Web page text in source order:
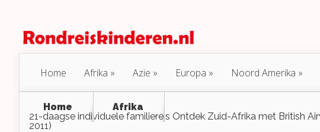
Home Afrika Azie Europa Noord Amerika
Home
Afrika
21-daagse individuele familiereis Ontdek Zuid-Afrika met British
2011)